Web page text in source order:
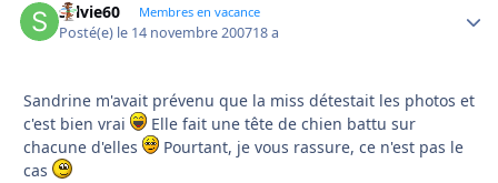
sylvie60 Membres en vacance
Posté(e) le 14 novembre 200718 a
Sandrine m'avait prévenu que la miss détestait les photos et
c'est bien vrai
Elle fait une tête de chien battu sur
chacune d'elles
Pourtant, je vous rassure, ce n'est pas le
cas